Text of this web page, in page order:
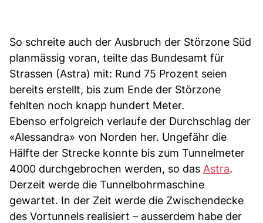
So schreite auch der Ausbruch der Störzone Süd
planmässig voran, teilte das Bundesamt für
Strassen (Astra) mit: Rund 75 Prozent seien
bereits erstellt, bis zum Ende der Störzone
fehlten noch knapp hundert Meter.
Ebenso erfolgreich verlaufe der Durchschlag der
«Alessandra» von Norden her. Ungefähr die
Hälfte der Strecke konnte bis zum Tunnelmeter
4000 durchgebrochen werden, so das Astra.
Derzeit werde die Tunnelbohrmaschine
gewartet. In der Zeit werde die Zwischendecke
des Vortunnels realisiert – ausserdem habe der